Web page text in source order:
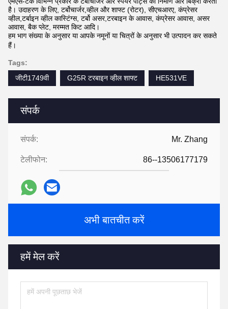
संपर्क
संपर्क: Mr. Zhang
टेलीफोन: 86--13506177179
अभी बातचीत करें
हमें मेल करें
है। उदाहरण के लिए, टर्बोचार्जर,व्हील और शाफ्ट (रोटर), सीएचआरए, कंप्रेसर
व्हील,टर्बाइन व्हील कास्टिंग्स, टर्बो असर,टरबाइन के आवास, कंप्रेसर आवास, असर
आवास, बैक प्लेट, मरम्मत किट आदि।
हम भाग संख्या के अनुसार या आपके नमूनों या चित्रों के अनुसार भी उत्पादन कर सकते
हैं।
Tags:
जीटी1749वी
G25R टरबाइन व्हील शाफ्ट HE531VE